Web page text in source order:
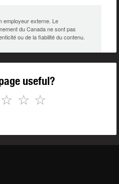
employeur externe. Le
du Canada ne sont pas
ou de la fiabilité du contenu.
useful?
☆
☆
☆